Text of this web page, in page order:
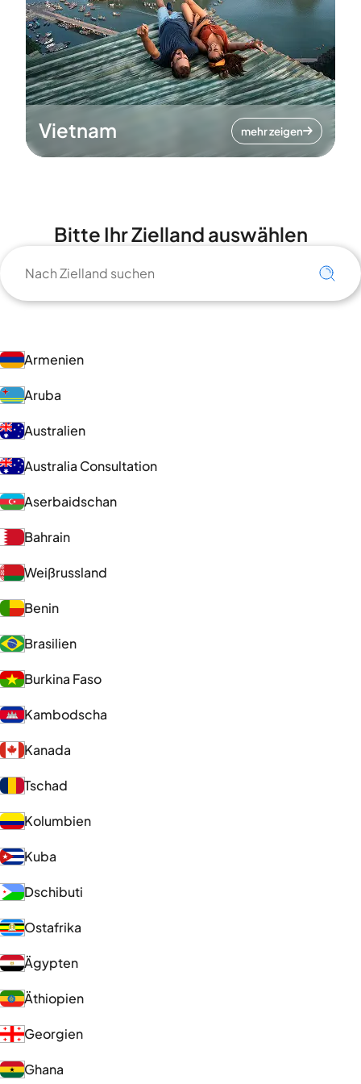
Vietnam mehr zeigen
Bitte Ihr Zielland auswählen
Armenien
Aruba
Australien
Australia Consultation
Aserbaidschan
Bahrain
Weißrussland
Benin
Brasilien
Burkina Faso
Kambodscha
Kanada
Tschad
Kolumbien
Kuba
Dschibuti
Ostafrika
Ägypten
Äthiopien
Georgien
Ghana